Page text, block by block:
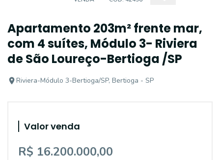
Apartamento 203m² frente mar,
com 4 suítes, Módulo 3- Riviera
de São Loureço-Bertioga /SP
Riviera-Módulo 3-Bertioga/SP, Bertioga - SP
Valor venda
R$ 16.200.000,00